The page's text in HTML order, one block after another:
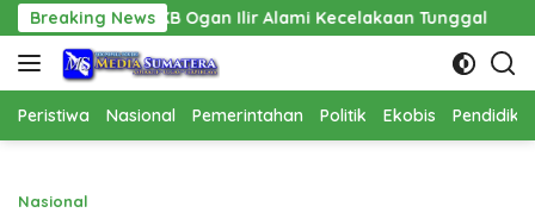
Langsung
ke
konten
Breaking News
Ogan Ilir Alami Kecelakaan Tunggal Pembangunan
Peristiwa Nasional Pemerintahan Politik Ekobis
Nasional